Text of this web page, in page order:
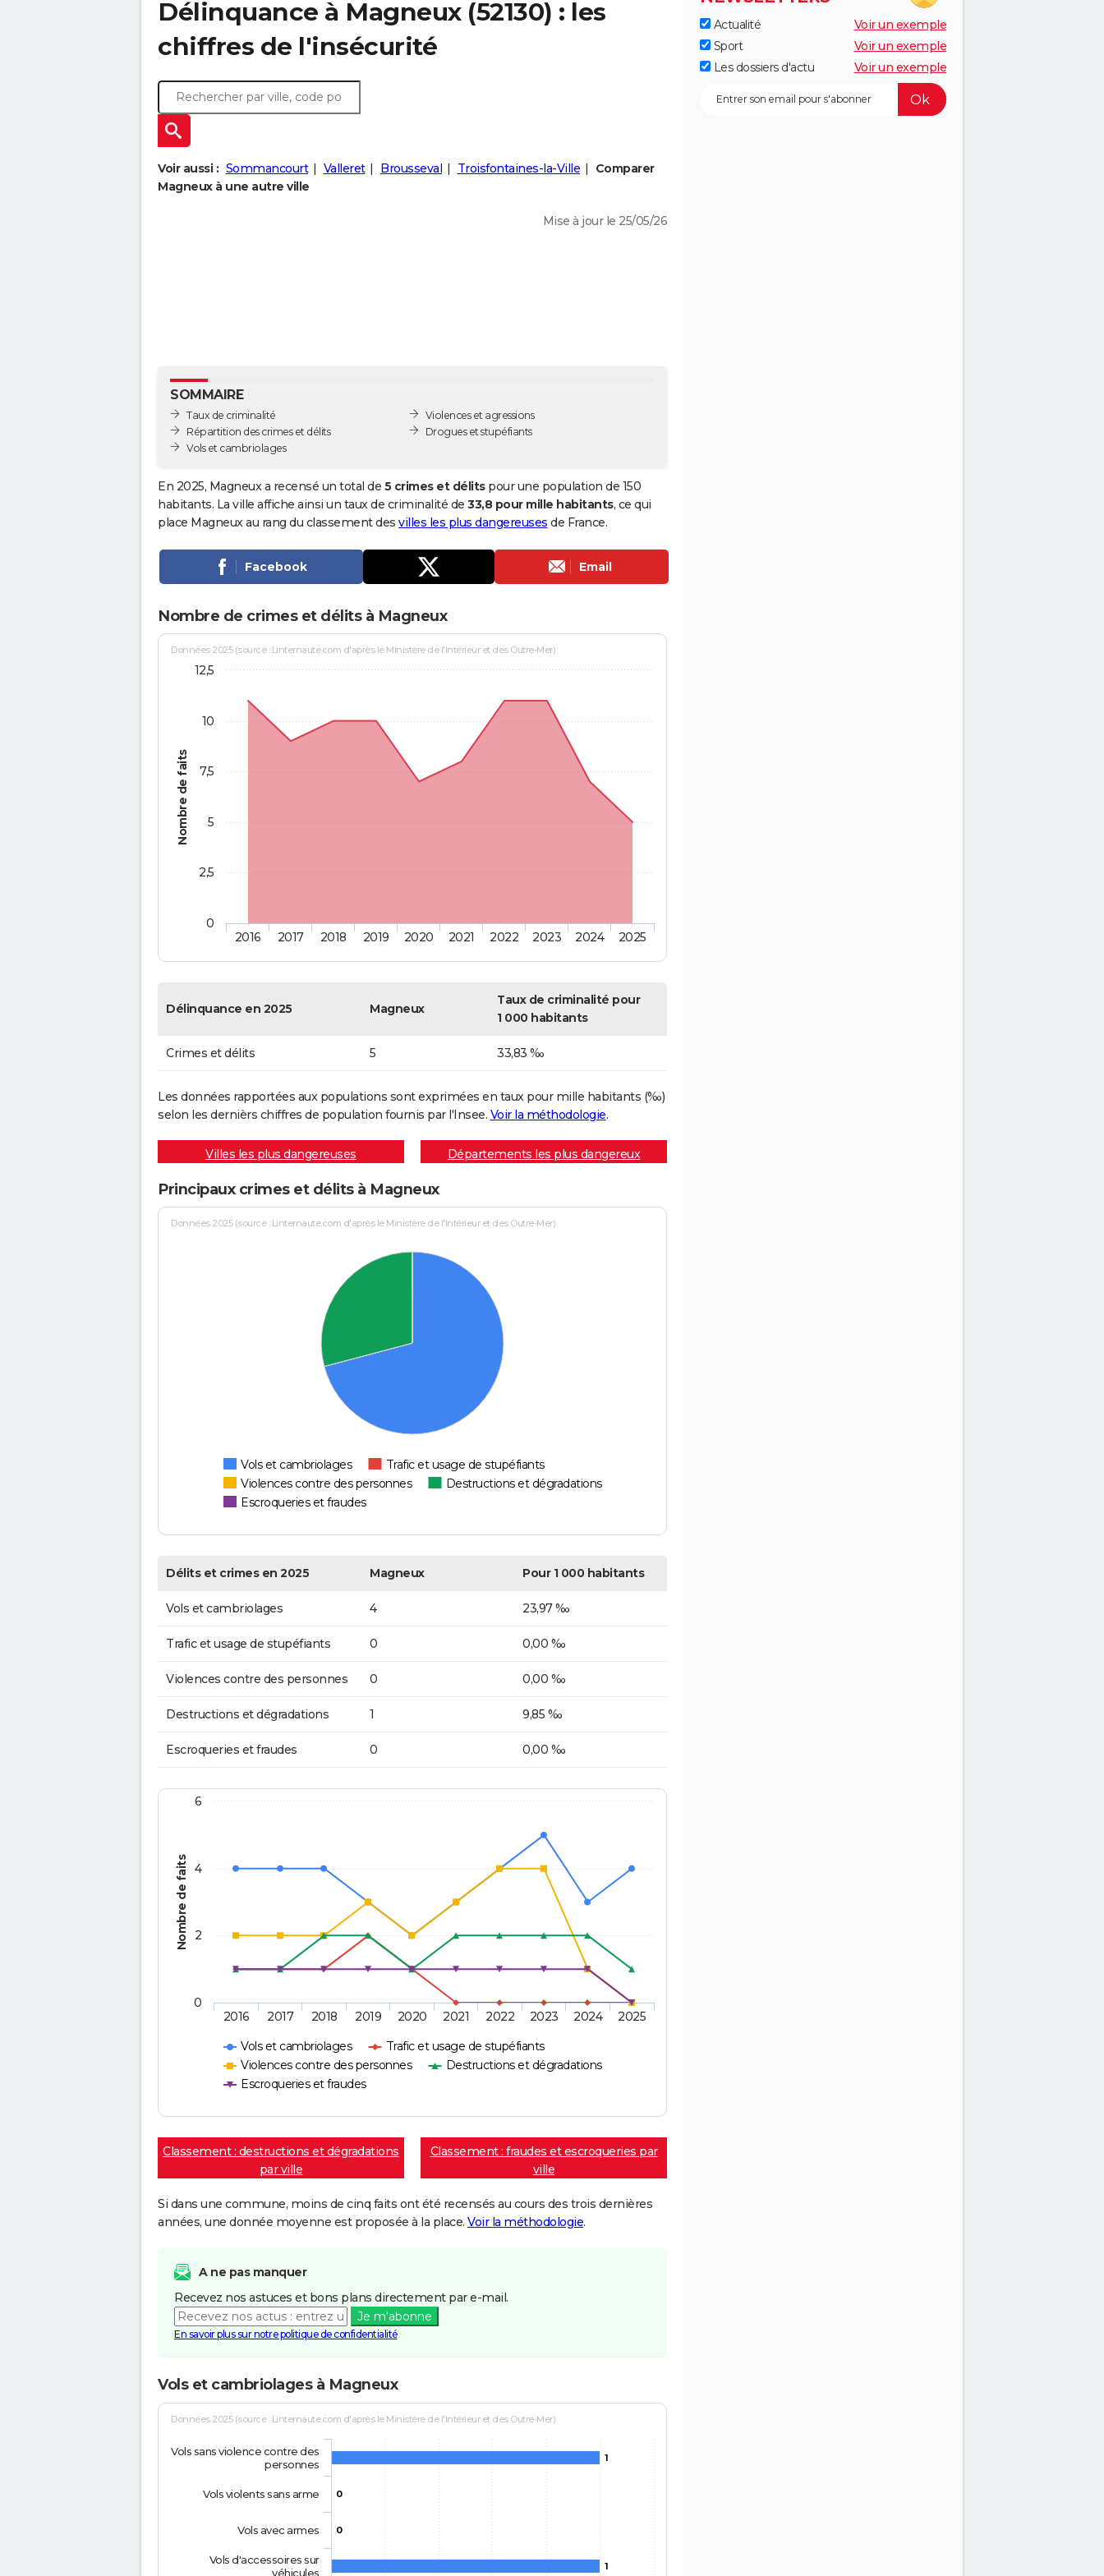
Délinquance à Magneux(52130) : les
chiffres de l'insécurité
Voir aussi : Sommancourt Valleret Brousseval Troisfontaines-la-Ville
Comparer
Magneux à une autre ville
Mise à jour le 25/05/26
SOMMAIRE
Taux de criminalité
Répartition des crimes et délits
Vols et cambriolages
Violences et agressions
Drogues et stupéfiants
En 2025, Magneux a recensé un total de 5 crimes et délitspour une population de 150
habitants. La ville affiche ainsi un taux de criminalité de 33,8 pour mille habitants, ce qui
place Magneux au rang du classement des villes les plus dangereuses de France.
Facebook Email
Nombre de crimes et délits à Magneux
Nombre de faits
Données 2025 (source : Linternaute.com d'après le Ministère de l'Intérieur et des Outre-Mer)
2016 2017 2018 2019 2020 2021 2022 2023 2024 2025
0
2,5
5
7,5
10
12,5
Délinquance en 2025 Magneux
Taux de criminalité pour
1 000 habitants
Crimes et délits 5 33,83 ‰
Les données rapportées aux populations sont exprimées en taux pour mille habitants (‰)
selon les dernièrs chiffres de population fournis par l'Insee. Voir la méthodologie.
Villes les plus dangereuses Départements les plus dangereux
Principaux crimes et délits à Magneux
Données 2025 (source : Linternaute.com d'après le Ministère de l'Intérieur et des Outre-Mer)
Vols et cambriolages
Trafic et usage de stupéfiants
Violences contre des personnes
Destructions et dégradations
Escroqueries et fraudes
Délits et crimes en 2025 Magneux Pour 1 000 habitants
Vols et cambriolages 4 23,97 ‰
Trafic et usage de stupéfiants 0 0,00 ‰
Violences contre des personnes 0 0,00 ‰
Destructions et dégradations 1 9,85 ‰
Escroqueries et fraudes 0 0,00 ‰
Nombre de faits
Vols et cambriolages
Trafic et usage de stupéfiants
Violences contre des personnes
Destructions et dégradations
Escroqueries et fraudes
2016 2017 2018 2019 2020 2021 2022 2023 2024 2025
0
2
4
6
Classement : destructions et dégradations
par ville
Classement : fraudes et escroqueries par
ville
Si dans une commune, moins de cinq faits ont été recensés au cours des trois dernières
années, une donnée moyenne est proposée à la place. Voir la méthodologie.
A ne pas manquer
Recevez nos astuces et bons plans directement par e-mail.
Je m'abonne
En savoir plus sur notre politique de confidentialité
Vols et cambriolages à Magneux
Données 2025 (source : Linternaute.com d'après le Ministère de l'Intérieur et des Outre-Mer)
1
0
0
1
Vols sans violence contre des
personnes
Vols violents sans arme
Vols avec armes
Vols d'accessoires sur
véhicules
Actualité
Voir un exemple
Sport
Voir un exemple
Les dossiers d'actu
Voir un exemple